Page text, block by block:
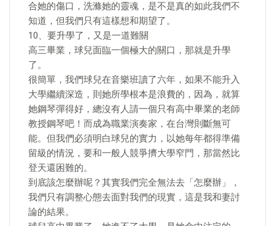
合她的傷口，洗滌她的靈魂，是不是真的如此我們不
知道，但我們只有這樣想和期望了。
10、要升學了，又是一道難關
高三畢業，球兒面臨一個極大的關口，那就是升學
了。
很簡單，我們球兒在音樂班讀了六年，如果不能升入
大學繼續深造，則她所學根本是浪費的，因為，就算
她鋼琴彈得好，總沒有人請一個只有高中畢業的老師
教授鋼琴吧！而成為職業演奏家，在台灣則斷無可
能。但我們必須明白球兒的實力，以她每年都得準備
留級的情況，要和一般人競爭擠大學窄門，那當然比
登天還困難的。
到底該怎麼辦呢？其實我們完全無法去「怎麼辦」，
我們只有調整心態去面對我們的現實，這是我和妻討
論的結果。